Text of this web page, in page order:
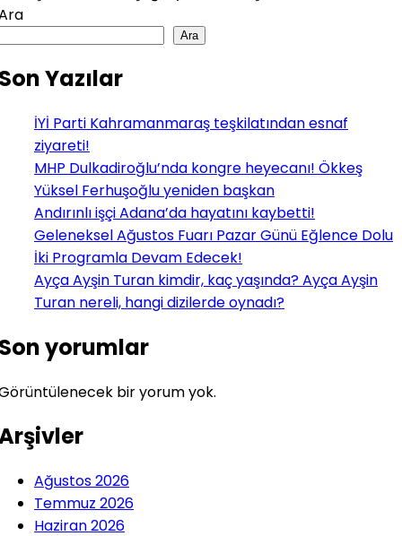
Ara
Yazılar
İYİ Parti Kahramanmaraş teşkilatından esnaf
ziyareti!
MHP Dulkadiroğlu’nda kongre heyecanı! Ökkeş
Yüksel Ferhuşoğlu yeniden başkan
Andırınlı işçi Adana’da hayatını kaybetti!
Geleneksel Ağustos Fuarı Pazar Günü Eğlence Dolu
İki Programla Devam Edecek!
Ayça Ayşin Turan kimdir, kaç yaşında? Ayça Ayşin
Turan nereli, hangi dizilerde oynadı?
yorumlar
bir yorum yok.
Ağustos 2026
Temmuz 2026
Haziran 2026